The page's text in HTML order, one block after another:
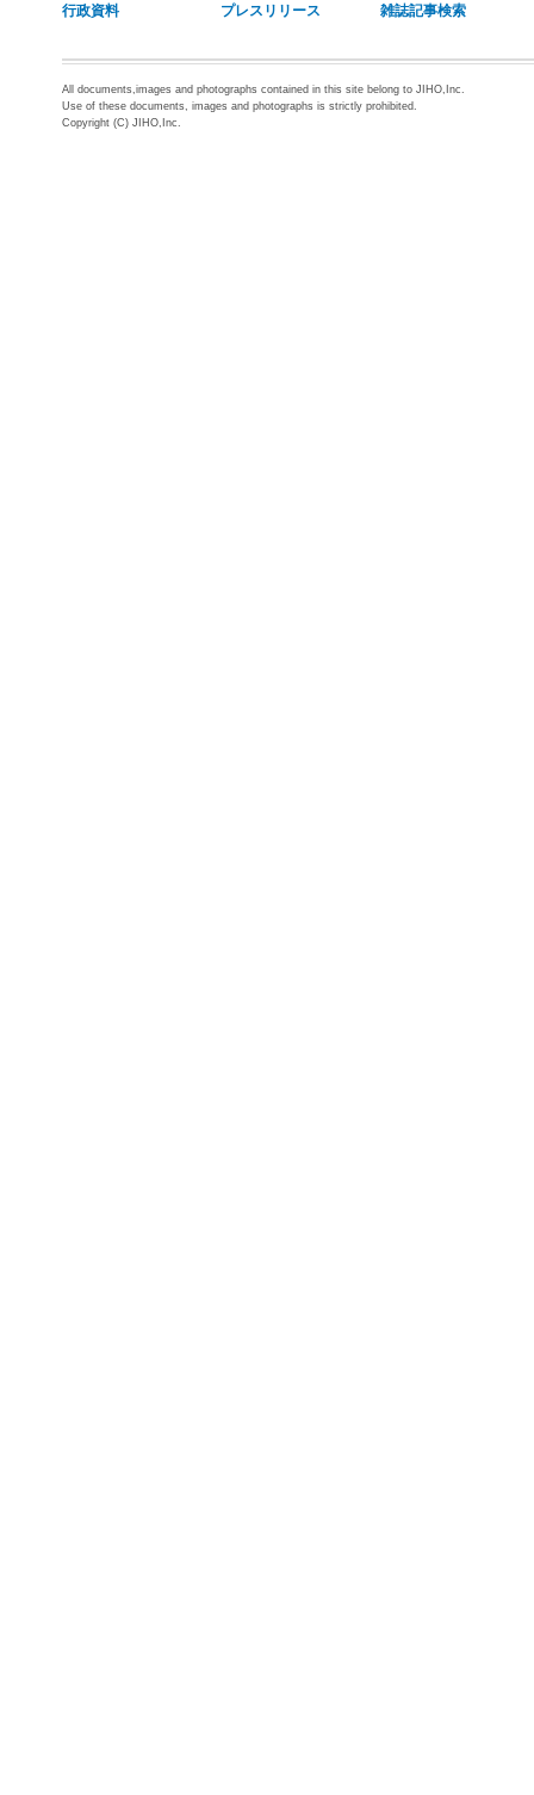
行政資料 プレスリリース 雑誌記事検索
All documents,images and photographs contained in this site belong to JIHO,Inc.
Use of these documents, images and photographs is strictly prohibited.
Copyright (C) JIHO,Inc.